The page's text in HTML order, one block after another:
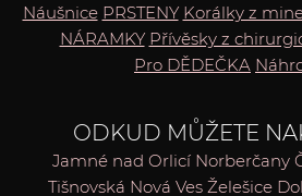
Náušnice PRSTENY Korálky z
NÁRAMKY Přívěsky z
Pro DĚDEČKA
ODKUD MŮŽETE
Jamné nad Orlicí Norberčany
Tišnovská Nová Ves Želešice